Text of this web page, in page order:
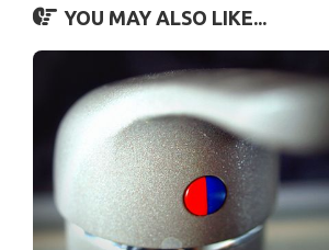
YOU MAY ALSO LIKE...